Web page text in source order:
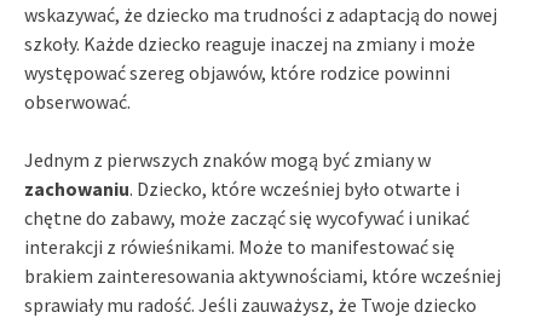
wskazywać, że dziecko ma trudności z adaptacją do nowej
szkoły. Każde dziecko reaguje inaczej na zmiany i może
występować szereg objawów, które rodzice powinni
obserwować.
Jednym z pierwszych znaków mogą być zmiany w
zachowaniu. Dziecko, które wcześniej było otwarte i
chętne do zabawy, może zacząć się wycofywać i unikać
interakcji z rówieśnikami. Może to manifestować się
brakiem zainteresowania aktywnościami, które wcześniej
sprawiały mu radość. Jeśli zauważysz, że Twoje dziecko